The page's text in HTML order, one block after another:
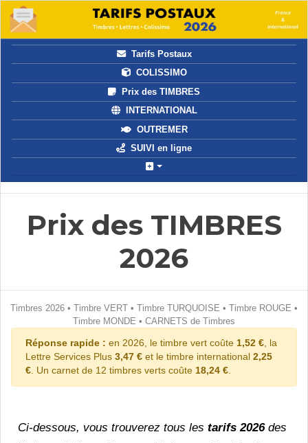
Tarifs Postaux
COLISSIMO
Prix des TIMBRES
INTERNATIONAL
OUTREMER
SUIVI en ligne
Prix des TIMBRES
2026
Timbres 2026 • Timbre VERT • Timbre TURQUOISE • Timbre ROUGE •
Timbre MONDE • CARNETS de Timbres
Réponse rapide : en 2026, le timbre vert coûte 1,52 €, la
Lettre Services Plus 3,47 € et le timbre international 2,25
€. Un carnet de 12 timbres verts coûte 18,24 €.
Ci-dessous, vous trouverez tous les tarifs 2026des